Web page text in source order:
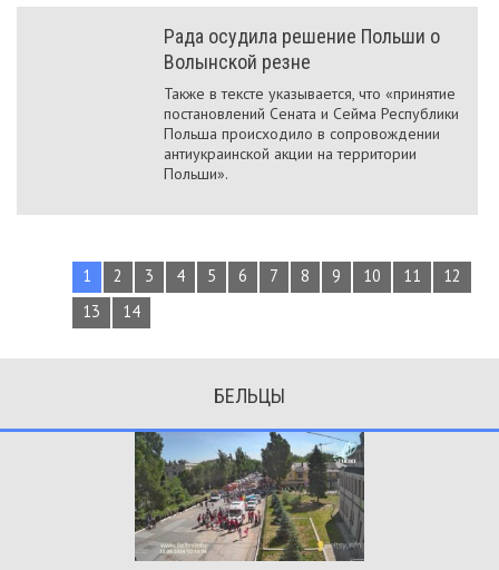
Рада осудила решение Польши о
Волынской резне
Также в тексте указывается, что «принятие
постановлений Сената и Сейма Республики
Польша происходило в сопровождении
антиукраинской акции на территории
Польши».
1 2 3 4 5 6 7 8 9 10 11
12
13
14
БЕЛЬЦЫ